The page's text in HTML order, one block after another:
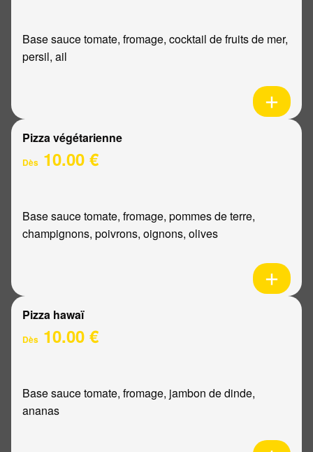
Base sauce tomate, fromage, cocktail de fruits de mer,
persil, ail
Pizza végétarienne
Dès 10.00 €
Base sauce tomate, fromage, pommes de terre,
champignons, poivrons, oignons, olives
Pizza hawaï
Dès 10.00 €
Base sauce tomate, fromage, jambon de dinde,
ananas